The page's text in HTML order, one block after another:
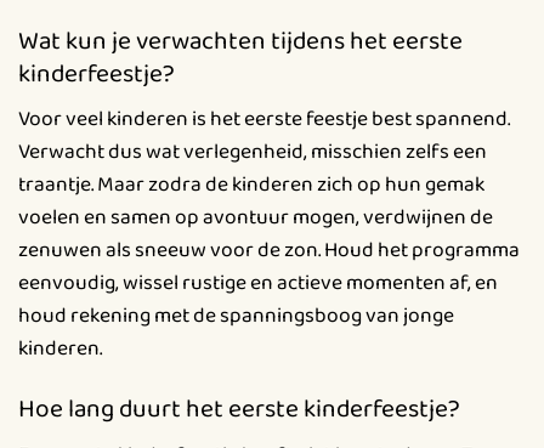
Wat kun je verwachten tijdens het eerste
kinderfeestje?
Voor veel kinderen is het eerste feestje best spannend.
Verwacht dus wat verlegenheid, misschien zelfs een
traantje. Maar zodra de kinderen zich op hun gemak
voelen en samen op avontuur mogen, verdwijnen de
zenuwen als sneeuw voor de zon. Houd het programma
eenvoudig, wissel rustige en actieve momenten af, en
houd rekening met de spanningsboog van jonge
kinderen.
Hoe lang duurt het eerste kinderfeestje?